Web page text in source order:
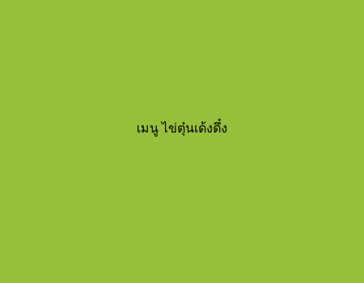
เมนู ไข่ตุ๋นเด้งดึ๋ง